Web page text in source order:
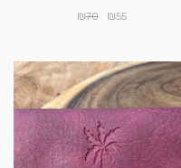
₪55
₪70